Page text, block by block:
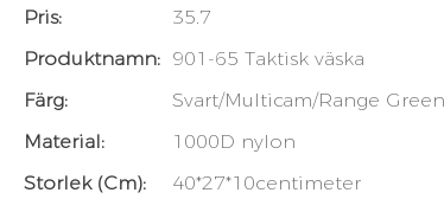
Pris:
35.7
Produktnamn: 901-65 Taktisk väska
Färg:
Svart/Multicam/Range Green
Material:
1000D nylon
Storlek (cm):
40*27*10centimeter